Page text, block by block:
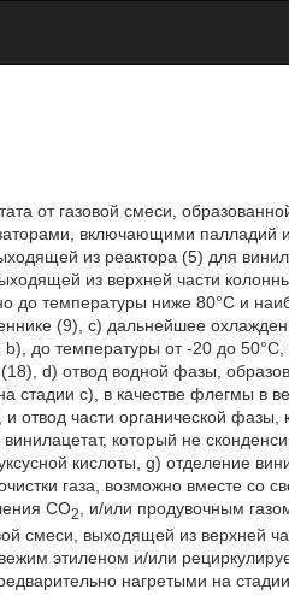
от газовой смеси,
включающими палладий
из реактора (5) для
из верхней части
до температуры ниже 80°С и
(9), c) дальнейшее
до температуры от -20 до 50°С,
d) отвод водной фазы,
стадии c), в качестве флегмы в
отвод части органической фазы,
который не
кислоты, g) отделение
газа, возможно вместе со
CO2
, и/или продувочным
смеси, выходящей из верхней
этиленом и/или
нагретыми на